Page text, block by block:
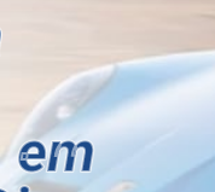
em